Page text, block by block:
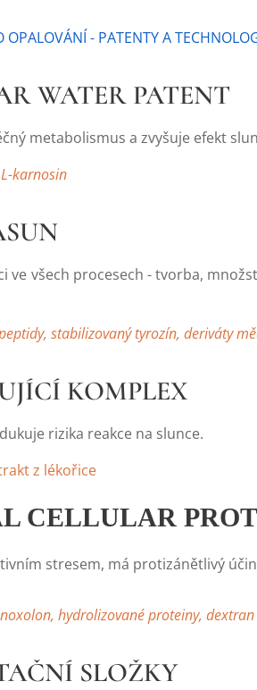
OPALOVÁNÍ - PATENTY A
WATER PATENT
metabolismus a zvyšuje efekt
karnosin
ve všech procesech - tvorba,
stabilizovaný tyrozín, deriváty
KOMPLEX
rizika reakce na slunce.
z lékořice
CELLULAR
stresem, má protizánětlivý
hydrolizované proteiny,
SLOŽKY